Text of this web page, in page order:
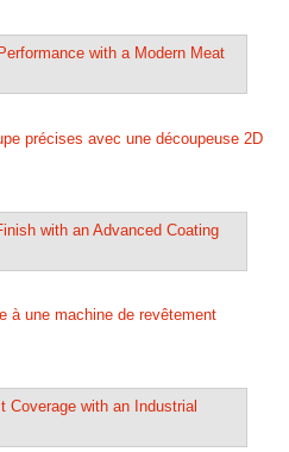
précises avec une découpeuse 2D
à une machine de revêtement